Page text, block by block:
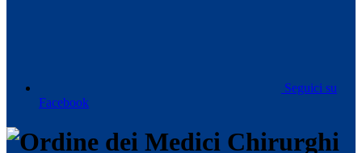
Seguici su
Facebook